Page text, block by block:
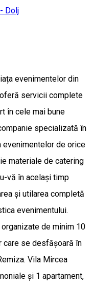
Dolj
evenimentelor din
oferă servicii complete
în cele mai bune
specializată în
evenimentelor de orice
materiale de catering
vă în același timp
și utilarea completă
evenimentului.
de minim 10
care se desfășoară în
Vila Mircea
și 1 apartament,